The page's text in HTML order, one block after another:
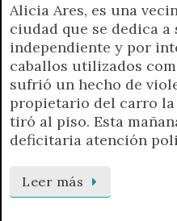
Alicia Ares, es una
ciudad que se dedica
independiente y por
caballos utilizados
sufrió un hecho de
propietario del carro
tiró al piso. Esta
deficitaria atención
Leer más